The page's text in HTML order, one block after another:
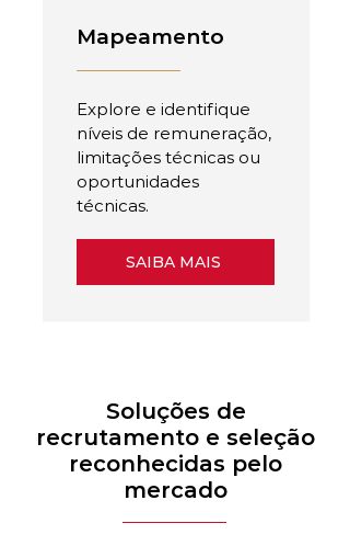
Mapeamento
Explore e identifique
níveis de remuneração,
limitações técnicas ou
oportunidades
técnicas.
SAIBA MAIS
Soluções de
recrutamento e seleção
reconhecidas pelo
mercado